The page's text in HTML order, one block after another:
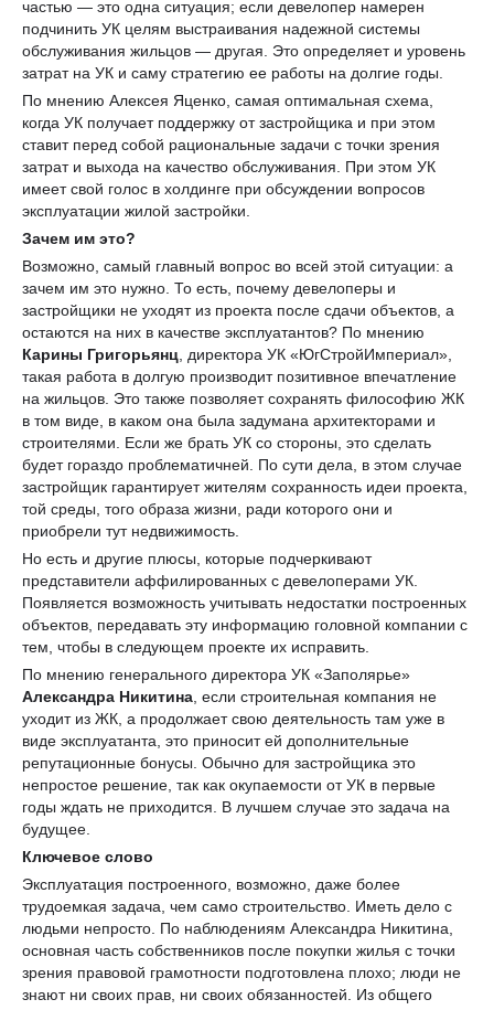
частью — это одна ситуация; если девелопер намерен
подчинить УК целям выстраивания надежной системы
обслуживания жильцов — другая. Это определяет и уровень
затрат на УК и саму стратегию ее работы на долгие годы.
По мнению Алексея Яценко, самая оптимальная схема,
когда УК получает поддержку от застройщика и при этом
ставит перед собой рациональные задачи с точки зрения
затрат и выхода на качество обслуживания. При этом УК
имеет свой голос в холдинге при обсуждении вопросов
эксплуатации жилой застройки.
Зачем им это?
Возможно, самый главный вопрос во всей этой ситуации: а
зачем им это нужно. То есть, почему девелоперы и
застройщики не уходят из проекта после сдачи объектов, а
остаются на них в качестве эксплуатантов? По мнению
Карины Григорьянц , директора УК «ЮгСтройИмпериал»,
такая работа в долгую производит позитивное впечатление
на жильцов. Это также позволяет сохранять философию ЖК
в том виде, в каком она была задумана архитекторами и
строителями. Если же брать УК со стороны, это сделать
будет гораздо проблематичней. По сути дела, в этом случае
застройщик гарантирует жителям сохранность идеи проекта,
той среды, того образа жизни, ради которого они и
приобрели тут недвижимость.
Но есть и другие плюсы, которые подчеркивают
представители аффилированных с девелоперами УК.
Появляется возможность учитывать недостатки построенных
объектов, передавать эту информацию головной компании с
тем, чтобы в следующем проекте их исправить.
По мнению генерального директора УК «Заполярье»
Александра Никитина , если строительная компания не
уходит из ЖК, а продолжает свою деятельность там уже в
виде эксплуатанта, это приносит ей дополнительные
репутационные бонусы. Обычно для застройщика это
непростое решение, так как окупаемости от УК в первые
годы ждать не приходится. В лучшем случае это задача на
будущее.
Ключевое слово
Эксплуатация построенного, возможно, даже более
трудоемкая задача, чем само строительство. Иметь дело с
людьми непросто. По наблюдениям Александра Никитина,
основная часть собственников после покупки жилья с точки
зрения правовой грамотности подготовлена плохо; люди не
знают ни своих прав, ни своих обязанностей. Из общего